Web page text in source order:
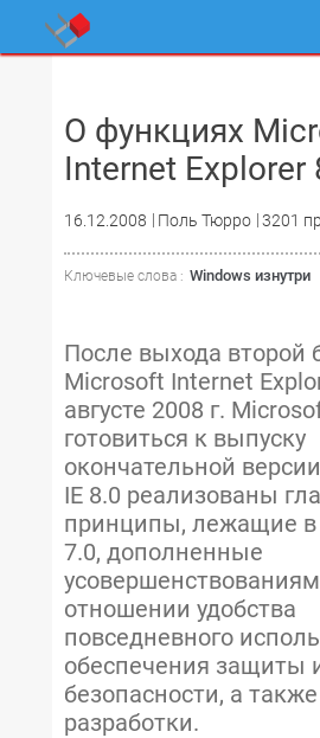
О функциях
Internet Explorer
16.12.2008 Поль Тюрро 3201
Ключевые слова : Windows изнутри
После выхода второй
Microsoft Internet
августе 2008 г.
готовиться к выпуску
окончательной
IE 8.0 реализованы
принципы, лежащие в
7.0, дополненные
отношении удобства
повседневного
обеспечения защиты
безопасности, а
разработки.